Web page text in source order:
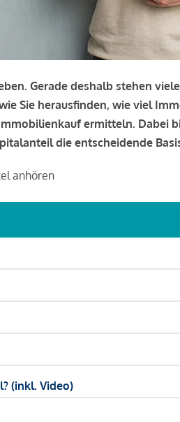
Gerade deshalb stehen
Sie herausfinden, wie viel
ermitteln. Dabei
die entscheidende
anhören
(inkl. Video)